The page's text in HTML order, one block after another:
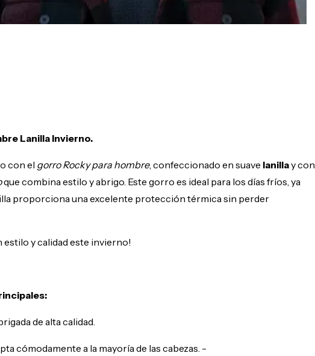
Lanilla Invierno.
con el gorro Rocky para hombre, confeccionado en suave lanillay con
que combina estilo y abrigo. Este gorro es ideal para los días fríos, ya
proporciona una excelente protección térmica sin perder
estilo y calidad este invierno!
de alta calidad.
cómodamente a la mayoría de las cabezas. -